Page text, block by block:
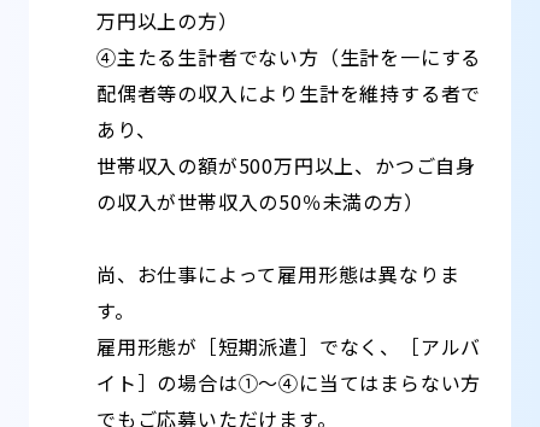
万円以上の方）
④主たる生計者でない方（生計を一にする
配偶者等の収入により生計を維持する者で
あり、
世帯収入の額が500万円以上、かつご自身
の収入が世帯収入の50％未満の方）
尚、お仕事によって雇用形態は異なりま
す。
雇用形態が［短期派遣］でなく、［アルバ
イト］の場合は①～④に当てはまらない方
でもご応募いただけます。